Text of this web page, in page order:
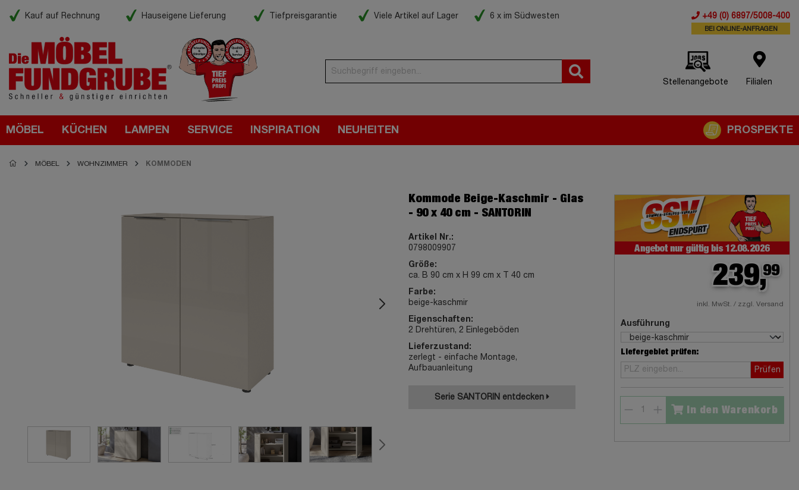
Kauf auf Rechnung Hauseigene Lieferung Tiefpreisgarantie Viele Artikel auf Lager 6 x im Südwesten +49 (0) 6897/5008-400
BEI ONLINE-ANFRAGEN
Stellenangebote Filialen
MÖBEL KÜCHEN LAMPEN SERVICE INSPIRATION NEUHEITEN PROSPEKTE
MÖBEL WOHNZIMMER KOMMODEN
Kommode Beige-Kaschmir - Glas
- 90 x 40 cm - SANTORIN
Artikel Nr.:
0798009907
Größe:
ca. B 90 cm x H 99 cm x T 40 cm
Farbe:
beige-kaschmir
Eigenschaften:
2 Drehtüren, 2 Einlegeböden
Lieferzustand:
zerlegt - einfache Montage,
Aufbauanleitung
Serie SANTORIN entdecken
239,99
inkl. MwSt. / zzgl. Versand
Ausführung
Liefergebiet prüfen:
Prüfen
In den Warenkorb